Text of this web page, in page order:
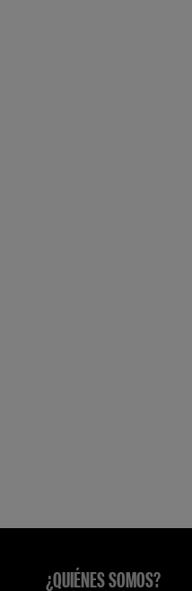
¿QUIÉNES SOMOS?